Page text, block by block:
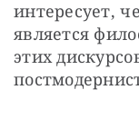
интересует,
является
этих